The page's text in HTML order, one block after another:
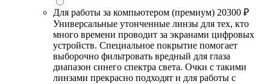
Для работы за компьютером (премиум) 20300 ₽
Универсальные утонченные линзы для тех, кто
много времени проводит за экранами цифровых
устройств. Специальное покрытие помогает
выборочно фильтровать вредный для глаза
диапазон синего спектра света. Очки с такими
линзами прекрасно подходят и для работы с